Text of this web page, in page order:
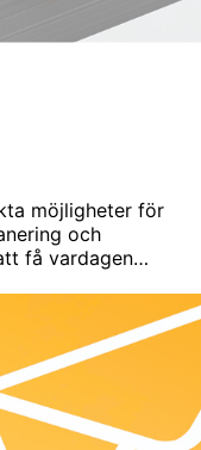
möjligheter för
och
få vardagen…